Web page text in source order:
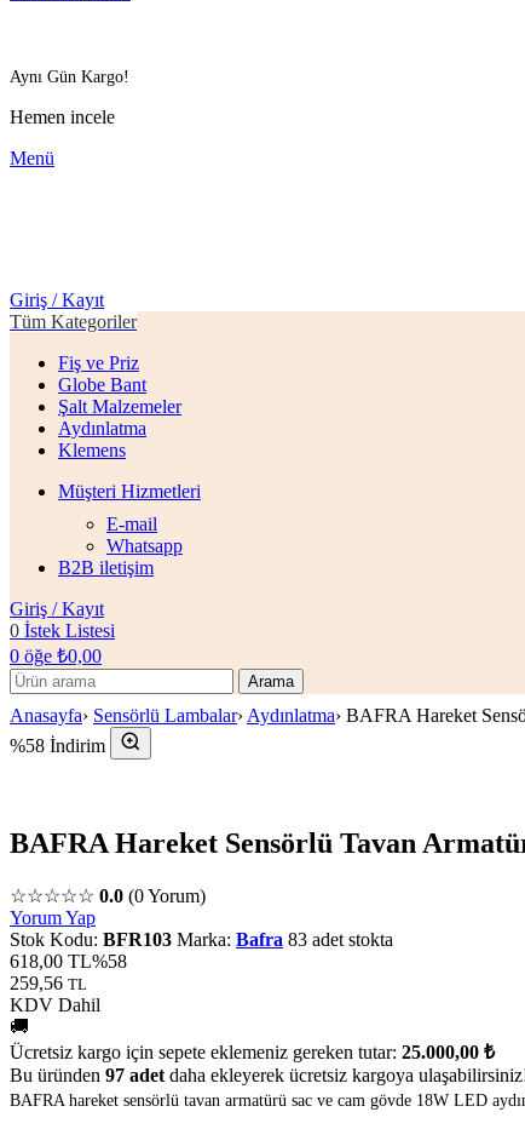
Aynı Gün Kargo!
Hemen incele
Menü
Giriş / Kayıt
Tüm Kategoriler
Fiş ve Priz
Globe Bant
Şalt Malzemeler
Aydınlatma
Klemens
Müşteri Hizmetleri
E-mail
Whatsapp
B2B iletişim
Giriş / Kayıt
0 İstek Listesi
0 öğe ₺0,00
Arama
Anasayfa› Sensörlü Lambalar› Aydınlatma› BAFRA Hareket
%58 İndirim
BAFRA Hareket Sensörlü Tavan
☆☆☆☆☆ 0.0 (0 Yorum)
Yorum Yap
Stok Kodu: BFR103 Marka: Bafra 83 adet stokta
618,00 TL%58
259,56 TL
KDV Dahil
🚚
Ücretsiz kargo için sepete eklemeniz gereken tutar: 25.000,00 ₺
Bu üründen 97 adet daha ekleyerek ücretsiz kargoya
BAFRA hareket sensörlü tavan armatürü sac ve cam gövde 18W LED